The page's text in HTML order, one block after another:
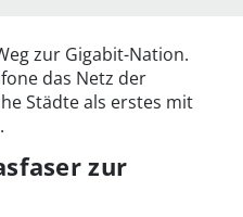
zur Gigabit-Nation.
das Netz der
Städte als erstes mit
zur